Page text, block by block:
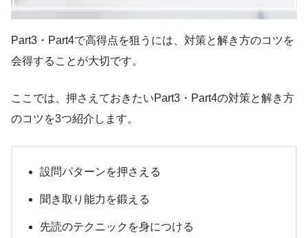
Part3・Part4で高得点を狙うには、対策と解き方のコツを
会得することが大切です。
ここでは、押さえておきたいPart3・Part4の対策と解き方
のコツを3つ紹介します。
設問パターンを押さえる
聞き取り能力を鍛える
先読のテクニックを身につける